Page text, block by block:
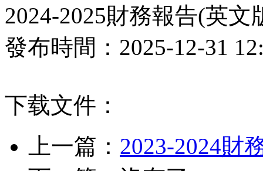
2024-2025財務報告(英文
發布時間：2025-12-31
下载文件：
上一篇： 2023-2024財